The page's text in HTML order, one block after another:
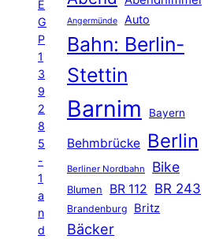
E
G
P
1
3
9
2
8
5
-
1
a
n
d
Angermünde Auto
Bahn: Berlin-
Stettin
Barnim Bayern
Behmbrücke Berlin
Berliner Nordbahn Bike
Blumen BR 112 BR 243
Brandenburg Britz
Bäcker